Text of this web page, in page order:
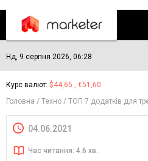
Нд, 9 серпня 2026, 06:28
Курс валют: $44,65 , €51,60
Головна
Техно ТОП 7 додатків для
04.06.2021
Час читання: 4.6 хв.